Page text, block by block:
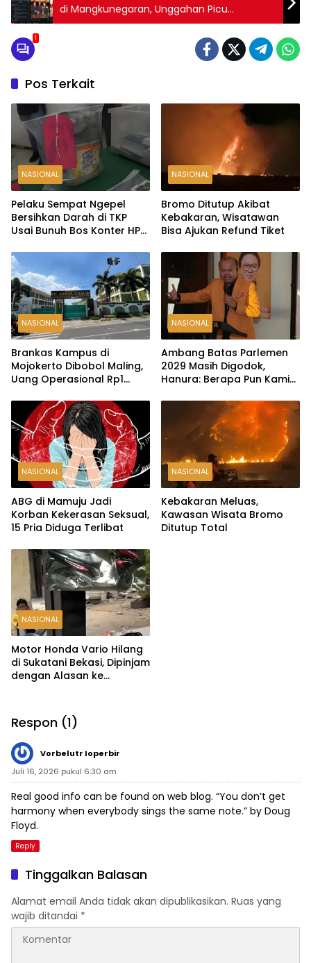
di Mangkunegaran, Unggahan Picu
Perdebatan di Media Sosial
1
Pos Terkait
NASIONAL
Pelaku Sempat Ngepel
Bersihkan Darah di TKP
Usai Bunuh Bos Konter HP
NASIONAL
Bromo Ditutup Akibat
Kebakaran, Wisatawan
Bisa Ajukan Refund Tiket
NASIONAL
Brankas Kampus di
Mojokerto Dibobol Maling,
Uang Operasional Rp1
NASIONAL
Ambang Batas Parlemen
2029 Masih Digodok,
Hanura: Berapa Pun Kami
NASIONAL
ABG di Mamuju Jadi
Korban Kekerasan Seksual,
15 Pria Diduga Terlibat
NASIONAL
Kebakaran Meluas,
Kawasan Wisata Bromo
Ditutup Total
NASIONAL
Motor Honda Vario Hilang
di Sukatani Bekasi, Dipinjam
dengan Alasan ke
Respon (1)
Vorbelutr Ioperbir
Juli 16, 2026 pukul 6:30 am
Real good info can be found on web blog. “You don’t get
harmony when everybody sings the same note.” by Doug
Floyd.
Reply
Tinggalkan Balasan
Alamat email Anda tidak akan dipublikasikan. Ruas yang
wajib ditandai *